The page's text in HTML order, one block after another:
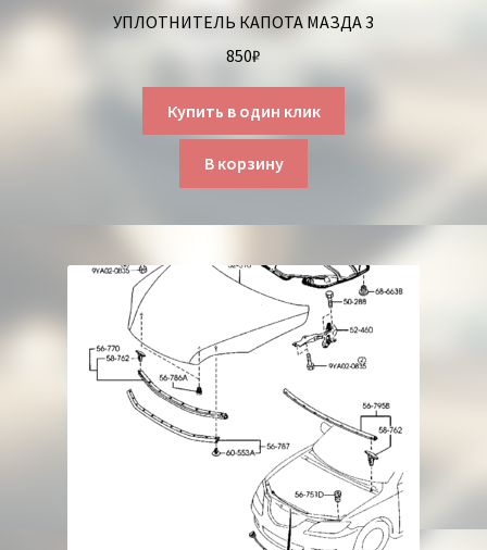
УПЛОТНИТЕЛЬ КАПОТА МАЗДА 3
850₽
Купить в один клик
В корзину